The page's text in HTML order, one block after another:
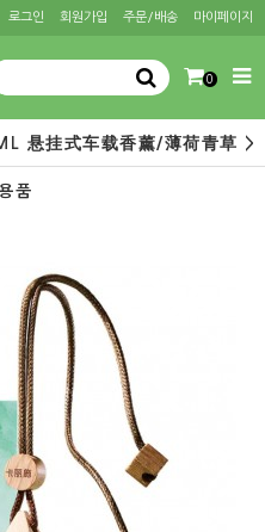
로그인 회원가입 주문/배송 마이페이지
0
悬挂式车载香薰/薄荷青草 >
품